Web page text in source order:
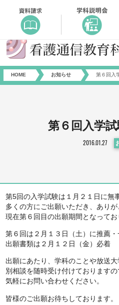
HOME お知らせ 第６回入
第６回入学
2016.01.27
第5回の入学試験は１月２１日に無
多くの方にご出願いただき、ありが
現在第６回目の出願期間となってお
第６回は２月１３日（土）に推薦・
出願書類は２月１２日（金）必着
出願にあたり、学科のことや放送
別相談を随時受け付けておりますの
気軽にお問い合わせください。
皆様のご出願お待ちしております。